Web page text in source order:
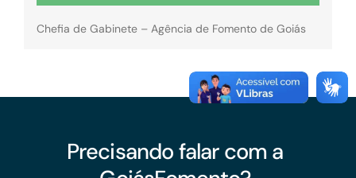
Chefia de Gabinete – Agência de Fomento de Goiás
Precisando falar com a